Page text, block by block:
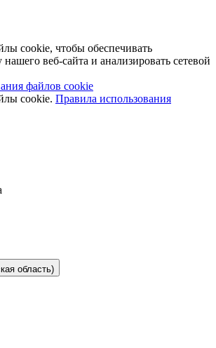
cookie, чтобы обеспечивать
веб-сайта и анализировать сетевой
файлов cookie
cookie. Правила использования
область)